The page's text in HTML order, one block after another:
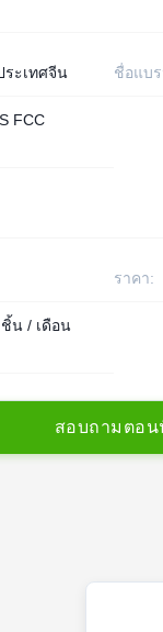
ระเทศจีน ชื่อแบ
FCC
ราคา:
น / เดือน
สอบถาม ตอน